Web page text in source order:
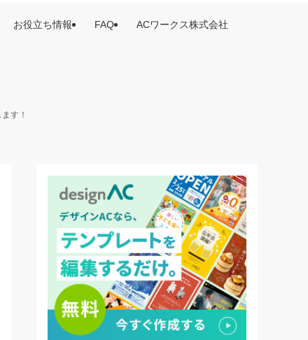
す！
お役立ち情報 FAQ ACワークス株式会社